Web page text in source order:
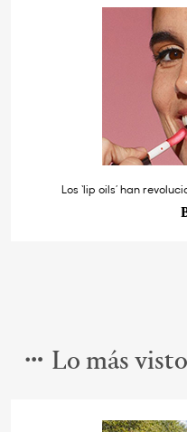
Los ‘lip oils’ han
Lo más